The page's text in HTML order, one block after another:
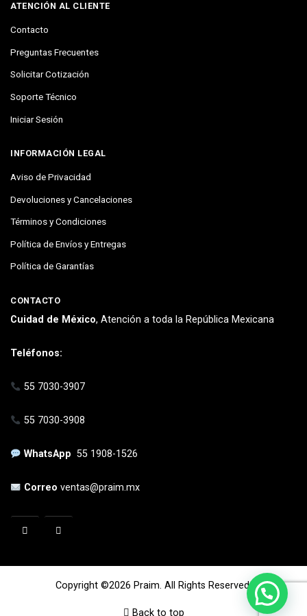
ATENCIÓN AL CLIENTE
Contacto
Preguntas Frecuentes
Solicitar Cotización
Soporte Técnico
Iniciar Sesión
INFORMACIÓN LEGAL
Aviso de Privacidad
Devoluciones y Cancelaciones
Términos y Condiciones
Política de Envíos y Entregas
Política de Garantías
CONTACTO
Cuidad de México, Atención a toda la República Mexicana
Teléfonos:
55 7030-3907
55 7030-3908
WhatsApp55 1908-1526
Correoventas@praim.mx
Copyright ©2026 Praim. All Rights Reserved.
Back to top